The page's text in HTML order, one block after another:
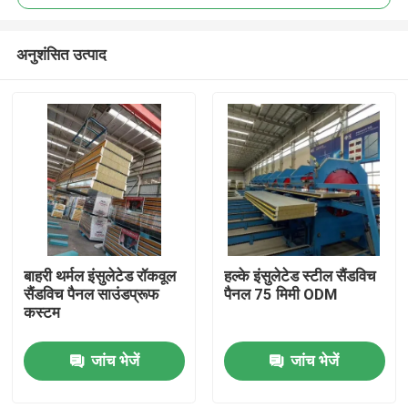
घर
उत्पादों
अनुशंसित उत्पाद
बाहरी थर्मल इंसुलेटेड रॉकवूल
सैंडविच पैनल साउंडप्रूफ
कस्टम
जांच भेजें
हल्के इंसुलेटेड स्टील सैंडविच
पैनल 75 मिमी ODM
जांच भेजें